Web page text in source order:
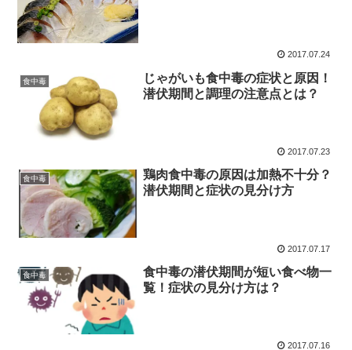
2017.07.24
食中毒
じゃがいも食中毒の症状と原因！
潜伏期間と調理の注意点とは？
2017.07.23
食中毒
鶏肉食中毒の原因は加熱不十分？
潜伏期間と症状の見分け方
2017.07.17
食中毒
食中毒の潜伏期間が短い食べ物一
覧！症状の見分け方は？
2017.07.16